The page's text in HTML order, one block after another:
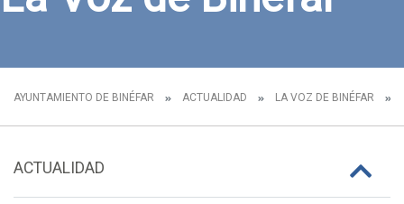
AYUNTAMIENTO DE BINÉFAR ACTUALIDAD LA VOZ DE BINÉFAR
ACTUALIDAD